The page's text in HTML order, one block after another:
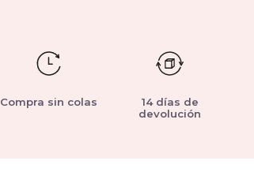
Compra sin colas
14 días de
devolución